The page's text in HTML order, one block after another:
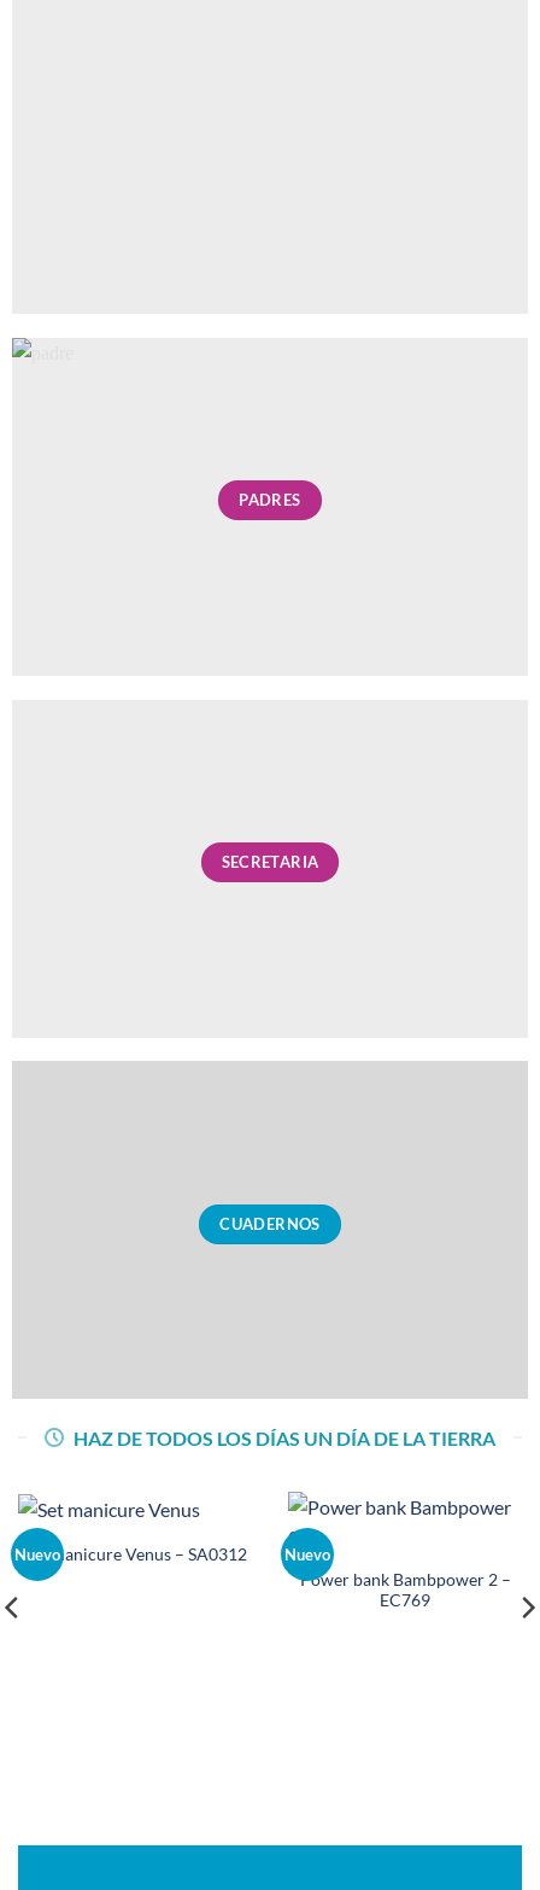
PADRES
SECRETARIA
CUADERNOS
HAZ DE TODOS LOS DÍAS UN DÍA DE LA TIERRA
Nuevo
Set manicure Venus – SA0312
Nuevo
Power bank Bambpower 2 –
EC769